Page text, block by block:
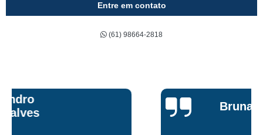
Entre em contato
(61) 98664-2818